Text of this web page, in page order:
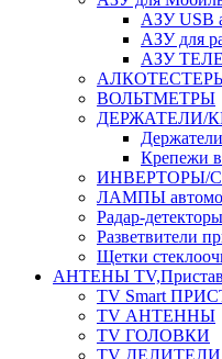
АЗУ USB
АЗУ для
АЗУ
ВОЛЬТМЕТРЫ
ДЕРЖАТЕЛИ/
Крепежи
ИНВЕРТОРЫ/
ЛАМПЫ
Радар-детекторы
Разветвители
Щетки
АНТЕНЫ
TV Smart
TV АНТЕННЫ
TV ГОЛОВКИ
TV ДЕЛИТЕЛИ